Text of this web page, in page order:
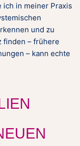
in meiner Praxis
und zu
finden – frühere
– kann echte